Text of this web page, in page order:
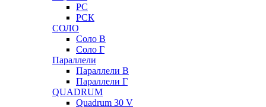
РС
РСК
СОЛО
Соло В
Соло Г
Параллели
Параллели В
Параллели Г
QUADRUM
Quadrum 30 V